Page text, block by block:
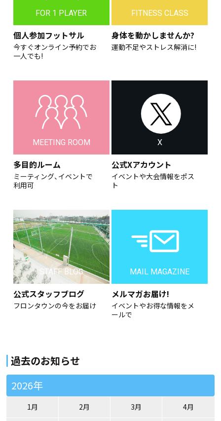
FOR 1 PLAYER
個人参加フットサル
今すぐオンライン予約でお
一人でも!
FITNESS CLASS
身体を動かしませんか?
運動不足やストレス解消に!
MEETING ROOM
多目的ルーム
ミーティング、イベントで
利用可
X
公式Xアカウント
イベントや大会情報をポス
ト
STAFF BLOG
公式スタッフブログ
フロンタウンの今をお届け
MAIL MAGAZINE
メルマガお届け!
イベントやお得な情報をメ
ールで
過去のお知らせ
2026年
1月 2月 3月 4月